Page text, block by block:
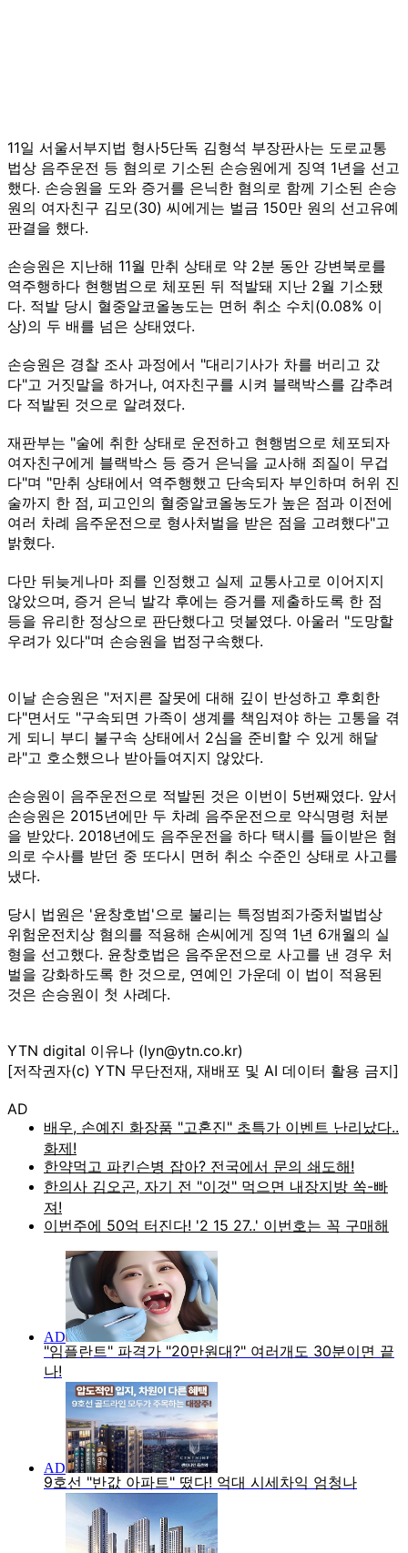
11일 서울서부지법 형사5단독 김형석 부장판사는 도로교통
법상 음주운전 등 혐의로 기소된 손승원에게 징역 1년을 선고
했다. 손승원을 도와 증거를 은닉한 혐의로 함께 기소된 손승
원의 여자친구 김모(30) 씨에게는 벌금 150만 원의 선고유예
판결을 했다.
손승원은 지난해 11월 만취 상태로 약 2분 동안 강변북로를
역주행하다 현행범으로 체포된 뒤 적발돼 지난 2월 기소됐
다. 적발 당시 혈중알코올농도는 면허 취소 수치(0.08% 이
상)의 두 배를 넘은 상태였다.
손승원은 경찰 조사 과정에서 "대리기사가 차를 버리고 갔
다"고 거짓말을 하거나, 여자친구를 시켜 블랙박스를 감추려
다 적발된 것으로 알려졌다.
재판부는 "술에 취한 상태로 운전하고 현행범으로 체포되자
여자친구에게 블랙박스 등 증거 은닉을 교사해 죄질이 무겁
다"며 "만취 상태에서 역주행했고 단속되자 부인하며 허위 진
술까지 한 점, 피고인의 혈중알코올농도가 높은 점과 이전에
여러 차례 음주운전으로 형사처벌을 받은 점을 고려했다"고
밝혔다.
다만 뒤늦게나마 죄를 인정했고 실제 교통사고로 이어지지
않았으며, 증거 은닉 발각 후에는 증거를 제출하도록 한 점
등을 유리한 정상으로 판단했다고 덧붙였다. 아울러 "도망할
우려가 있다"며 손승원을 법정구속했다.
이날 손승원은 "저지른 잘못에 대해 깊이 반성하고 후회한
다"면서도 "구속되면 가족이 생계를 책임져야 하는 고통을 겪
게 되니 부디 불구속 상태에서 2심을 준비할 수 있게 해달
라"고 호소했으나 받아들여지지 않았다.
손승원이 음주운전으로 적발된 것은 이번이 5번째였다. 앞서
손승원은 2015년에만 두 차례 음주운전으로 약식명령 처분
을 받았다. 2018년에도 음주운전을 하다 택시를 들이받은 혐
의로 수사를 받던 중 또다시 면허 취소 수준인 상태로 사고를
냈다.
당시 법원은 '윤창호법'으로 불리는 특정범죄가중처벌법상
위험운전치상 혐의를 적용해 손씨에게 징역 1년 6개월의 실
형을 선고했다. 윤창호법은 음주운전으로 사고를 낸 경우 처
벌을 강화하도록 한 것으로, 연예인 가운데 이 법이 적용된
것은 손승원이 첫 사례다.
YTN digital 이유나 (lyn@ytn.co.kr)
[저작권자(c) YTN 무단전재, 재배포 및 AI 데이터 활용 금지]
AD